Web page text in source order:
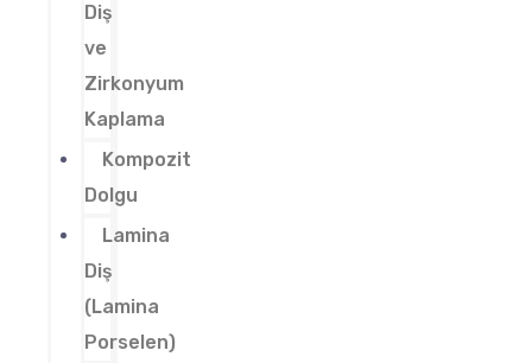
Diş
ve
Zirkonyum
Kaplama
Kompozit
Dolgu
Lamina
Diş
(Lamina
Porselen)